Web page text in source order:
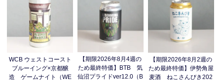
WCB ウェストコースト
ブルーイング×京都醸
造 ゲームナイト（WE
【期限2026年8月4週の
ため最終特価】BTB 気
仙沼プライドver12.0（B
【期限2026年8月2週の
ため最終特価】伊勢角屋
麦酒 ねこさんびき202